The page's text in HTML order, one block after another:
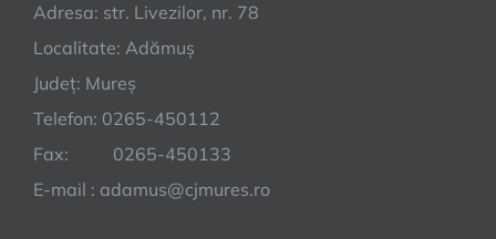
Adresa: str. Livezilor, nr. 78
Localitate: Adămuș
Județ: Mureș
Telefon: 0265-450112
Fax: 0265-450133
E-mail : adamus@cjmures.ro